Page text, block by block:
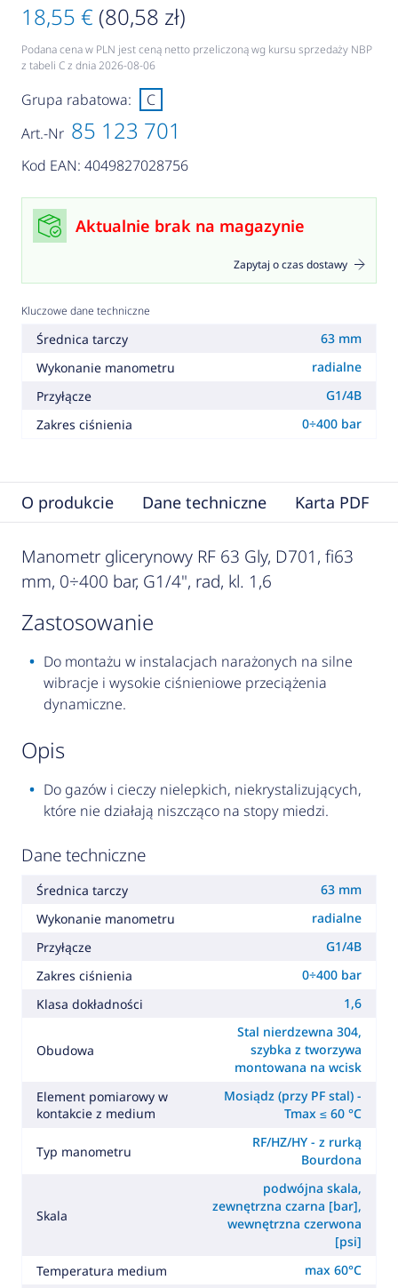
18,55 € (80,58 zł)
Podana cena w PLN jest ceną netto przeliczoną wg kursu sprzedaży NBP
z tabeli C z dnia 2026-08-06
Art.-Nr 85 123 701
Kod EAN: 4049827028756
Grupa rabatowa: C
Aktualnie brak na magazynie
Zapytaj o czas dostawy
Kluczowe dane techniczne
Średnica tarczy
63 mm
Wykonanie manometru
radialne
Przyłącze
G1/4B
Zakres ciśnienia
0÷400 bar
O produkcie Dane techniczne Karta PDF
Manometr glicerynowy RF 63 Gly, D701, fi63
mm, 0÷400 bar, G1/4", rad, kl. 1,6
zastosowanie
Do montażu w instalacjach narażonych na silne
wibracje i wysokie ciśnieniowe przeciążenia
dynamiczne.
opis
Do gazów i cieczy nielepkich, niekrystalizujących,
które nie działają niszcząco na stopy miedzi.
Dane techniczne
Średnica tarczy
63 mm
Wykonanie manometru
radialne
Przyłącze
G1/4B
Zakres ciśnienia
0÷400 bar
Klasa dokładności
1,6
Obudowa
Stal nierdzewna 304,
szybka z tworzywa
montowana na wcisk
Element pomiarowy w
kontakcie z medium
Mosiądz (przy PF stal) -
Tmax ≤ 60 °C
Typ manometru
RF/HZ/HY - z rurką
Bourdona
Skala
podwójna skala,
zewnętrzna czarna [bar],
wewnętrzna czerwona
[psi]
Temperatura medium
max 60°C